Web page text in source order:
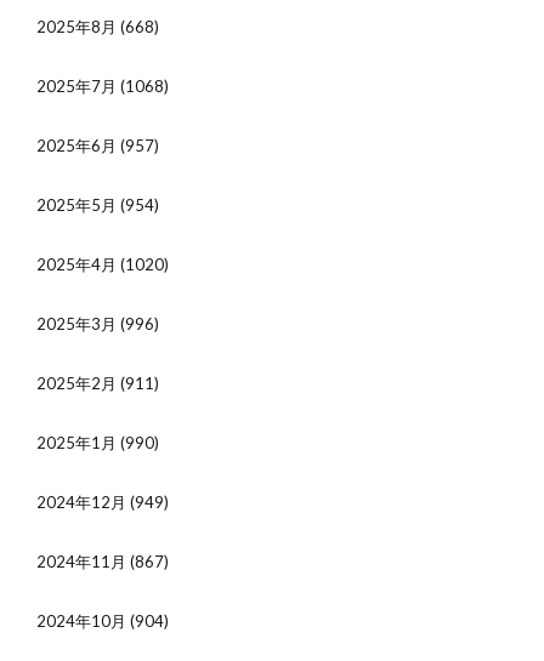
2025年8月 (668)
2025年7月 (1068)
2025年6月 (957)
2025年5月 (954)
2025年4月 (1020)
2025年3月 (996)
2025年2月 (911)
2025年1月 (990)
2024年12月 (949)
2024年11月 (867)
2024年10月 (904)